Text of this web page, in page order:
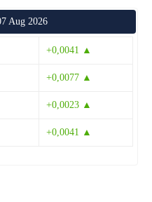
Aug 2026
+0,0041 ▲
+0,0077 ▲
+0,0023 ▲
+0,0041 ▲